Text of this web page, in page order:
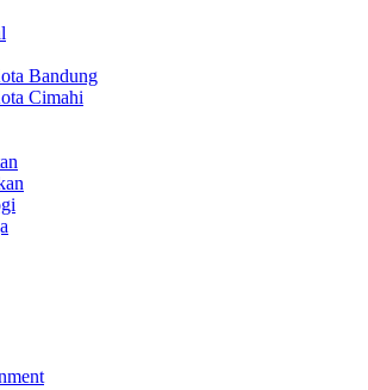
Bandung
Cimahi